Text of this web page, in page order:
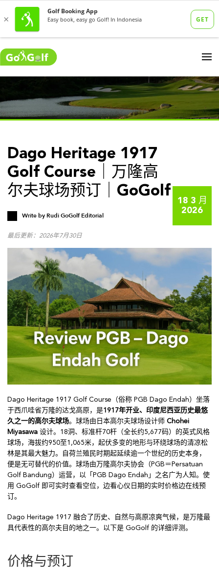
Dago Heritage 1917
Golf Course｜万隆高
尔夫球场预订｜GoGolf
18 3 月
2026
Write by Rudi GoGolf Editorial
最后更新：2026年7月30日
Dago Heritage 1917 Golf Course（俗称 PGB Dago Endah）坐落
于西爪哇省万隆的达戈高原，是1917年开业、印度尼西亚历史最悠
久之一的高尔夫球场。球场由日本高尔夫球场设计师 Chohei
Miyasawa 设计。18洞、标准杆70杆（全长约5,677码）的英式风格
球场，海拔约950至1,065米，起伏多变的地形与环绕球场的清凉松
林是其最大魅力。自荷兰殖民时期起延续逾一个世纪的历史本身，
便是无可替代的价值。球场由万隆高尔夫协会（PGB＝Persatuan
Golf Bandung）运营，以「PGB Dago Endah」之名广为人知。使
用 GoGolf 即可实时查看空位，边看心仪日期的实时价格边在线预
订。
Dago Heritage 1917 融合了历史、自然与高原凉爽气候，是万隆最
具代表性的高尔夫目的地之一。以下是 GoGolf 的详细评测。
价格与预订